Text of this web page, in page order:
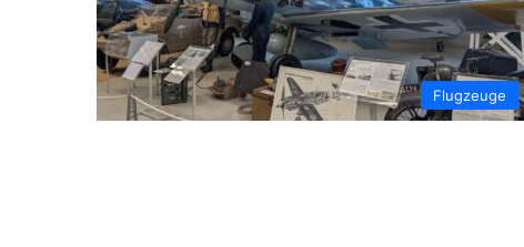
Flugzeuge